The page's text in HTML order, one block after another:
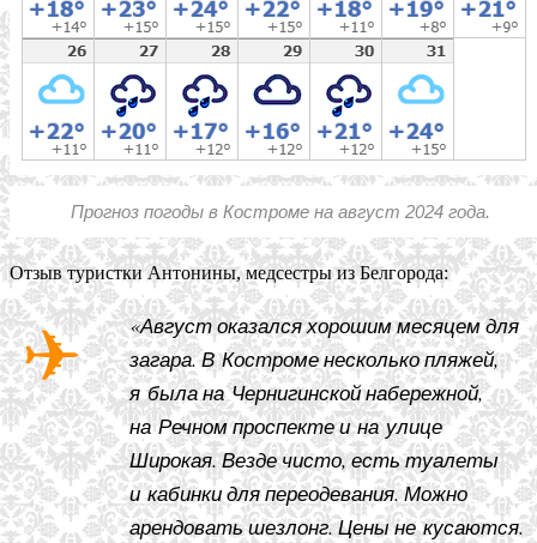
Прогноз погоды в Костроме на август 2024 года.
Отзыв туристки Антонины, медсестры из Белгорода:
«Август оказался хорошим месяцем для
загара. В Костроме несколько пляжей,
я была на Чернигинской набережной,
на Речном проспекте и на улице
Широкая. Везде чисто, есть туалеты
и кабинки для переодевания. Можно
арендовать шезлонг. Цены не кусаются.